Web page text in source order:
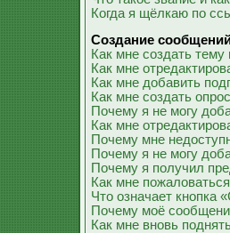
Когда я щёлкаю по
Создание
Как мне создать
Как мне
Как мне добавить
Как мне создать
Почему я не могу
Как мне
Почему мне
Почему я не могу
Почему я получил
Как мне
Что означает кнопка
Почему моё
Как мне вновь